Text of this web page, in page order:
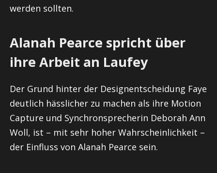
werden sollten.
Alanah Pearce spricht über
ihre Arbeit an Laufey
Der Grund hinter der Designentscheidung Faye
deutlich hässlicher zu machen als ihre Motion
Capture und Synchronsprecherin Deborah Ann
Woll, ist – mit sehr hoher Wahrscheinlichkeit –
der Einfluss von Alanah Pearce sein.